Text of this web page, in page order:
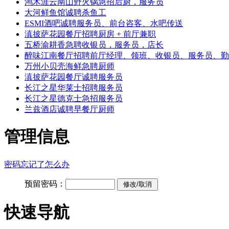
大河鲜鱼馆诚聘杀鱼工
ESMI酒吧诚聘服务员、前台咨客、水吧传送
滇披萨花园餐厅招聘厨房 + 前厅兼职
五桥渝耕香急聘收银员，服务员，店长
醉味江南餐厅招聘前厅经理、领班、收银员、服务员、
万州小贝壳海鲜急聘厨师
滇披萨花园餐厅诚聘服务员
长江之星华莱士招聘服务员
长江之星德克士急招服务员
兰兹酒店诚聘早餐厅厨师
管理信息
密码忘记了怎么办
预留密码：
快速导航